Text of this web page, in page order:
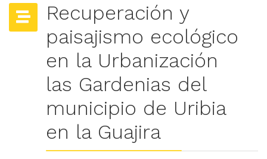
Recuperación y
paisajismo ecológico
en la Urbanización
las Gardenias del
municipio de Uribia
en la Guajira